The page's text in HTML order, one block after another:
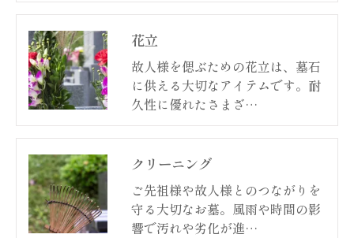
花立
故人様を偲ぶための花立は、墓石
に供える大切なアイテムです。耐
久性に優れたさまざ…
クリーニング
ご先祖様や故人様とのつながりを
守る大切なお墓。風雨や時間の影
響で汚れや劣化が進…